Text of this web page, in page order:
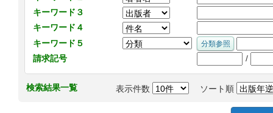
キーワード３
キーワード４
キーワード５
請求記号
/
検索結果一覧 表示件数 ソート順